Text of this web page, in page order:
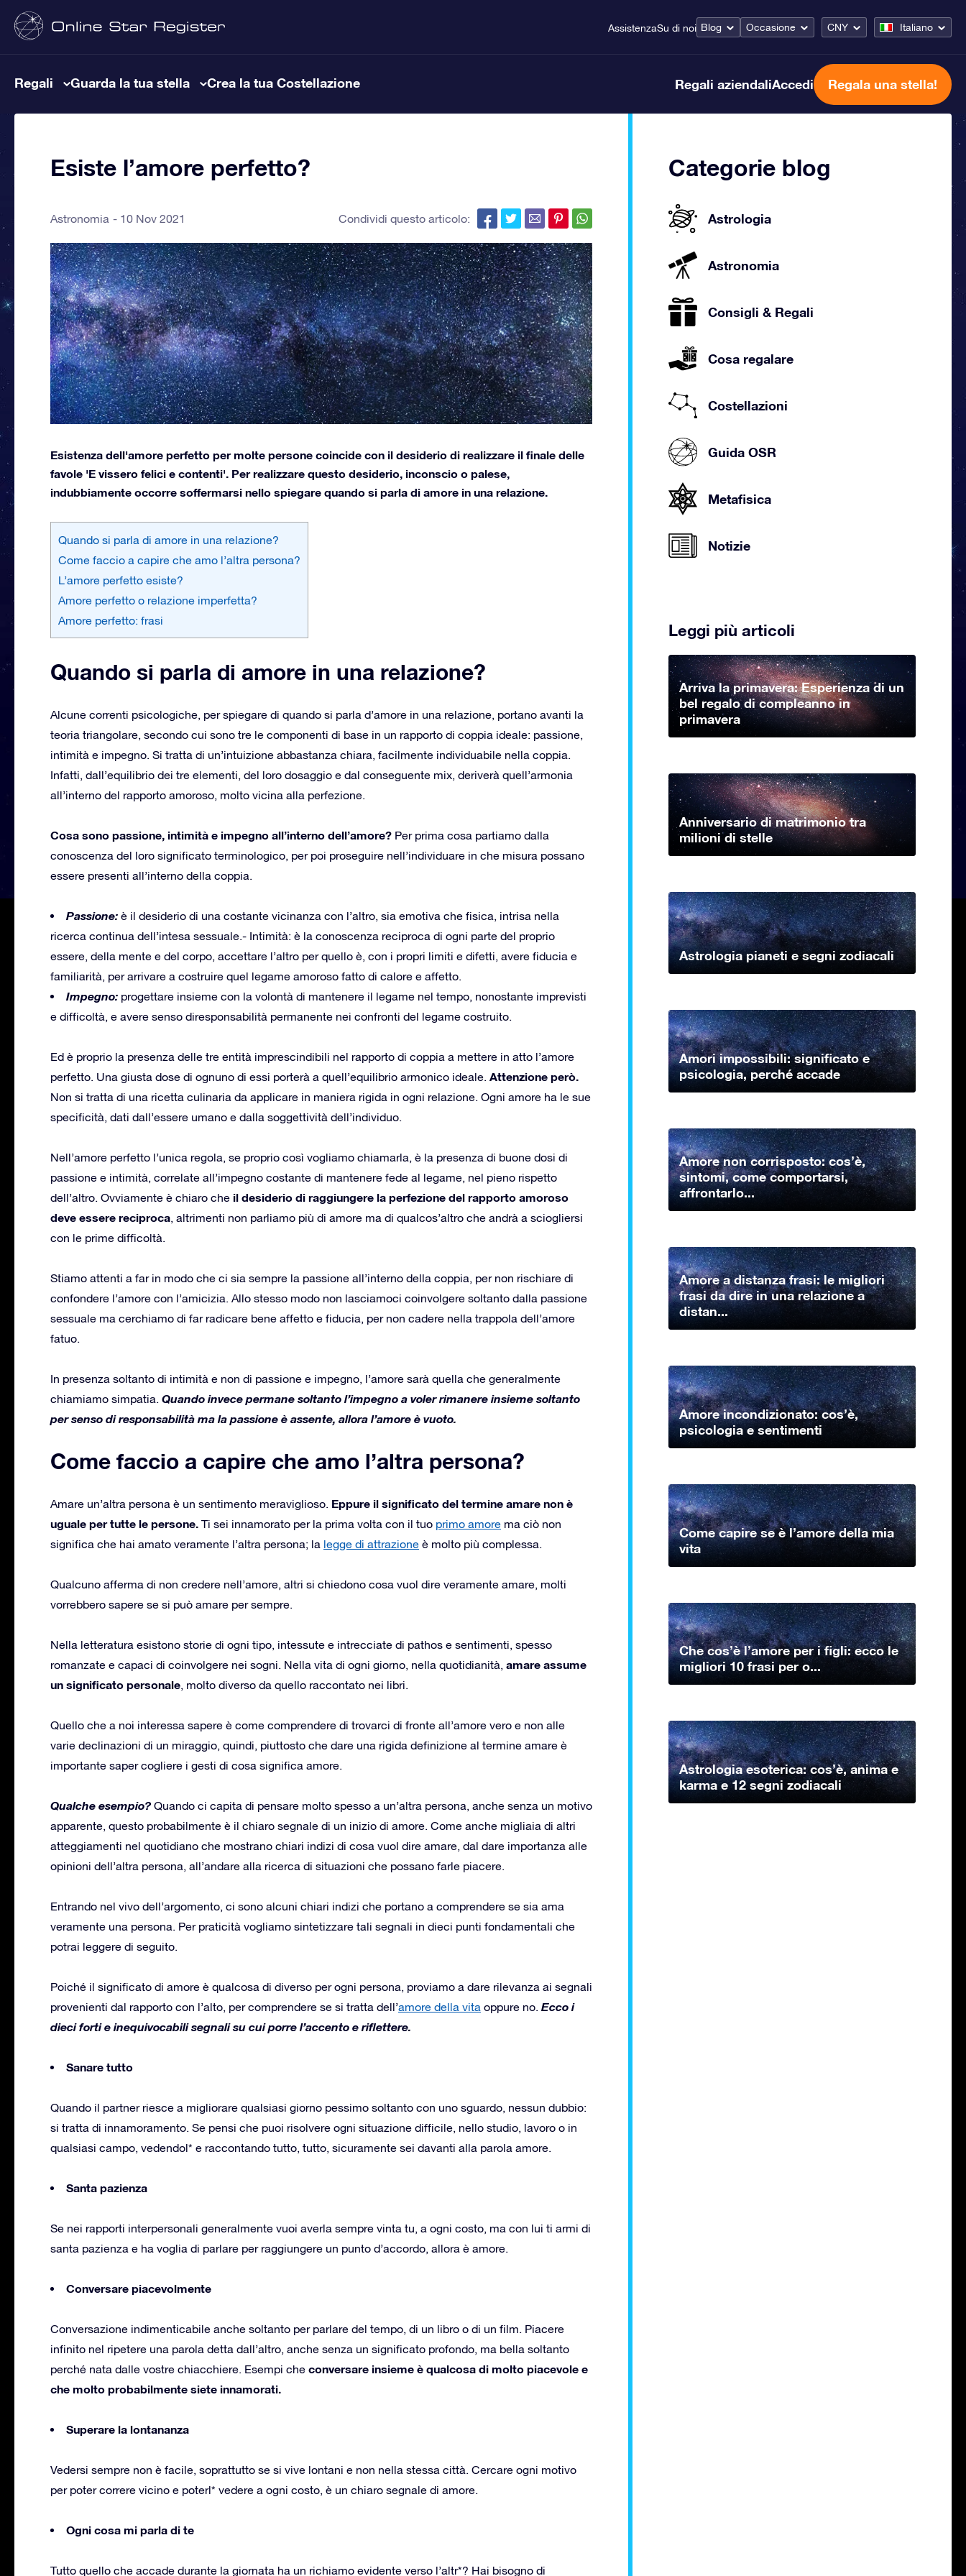
AssistenzaSu di noi Blog Occasione CNY Italiano
Regali Guarda la tua stella Crea la tua Costellazione Regali aziendaliAccedi Regala una stella!
Esiste l’amore perfetto?
Astronomia 10 Nov 2021 Condividi questo articolo:
Esistenza dell'amore perfetto per molte persone coincide con il desiderio di realizzare il finale delle
favole 'E vissero felici e contenti'. Per realizzare questo desiderio, inconscio o palese,
indubbiamente occorre soffermarsi nello spiegare quando si parla di amore in una relazione.
Quando si parla di amore in una relazione?
Come faccio a capire che amo l’altra persona?
L’amore perfetto esiste?
Amore perfetto o relazione imperfetta?
Amore perfetto: frasi
Quando si parla di amore in una relazione?
Alcune correnti psicologiche, per spiegare di quando si parla d’amore in una relazione, portano avanti la
teoria triangolare, secondo cui sono tre le componenti di base in un rapporto di coppia ideale: passione,
intimità e impegno. Si tratta di un’intuizione abbastanza chiara, facilmente individuabile nella coppia.
Infatti, dall’equilibrio dei tre elementi, del loro dosaggio e dal conseguente mix, deriverà quell’armonia
all’interno del rapporto amoroso, molto vicina alla perfezione.
Cosa sono passione, intimità e impegno all’interno dell’amore? Per prima cosa partiamo dalla
conoscenza del loro significato terminologico, per poi proseguire nell’individuare in che misura possano
essere presenti all’interno della coppia.
Passione: è il desiderio di una costante vicinanza con l’altro, sia emotiva che fisica, intrisa nella
ricerca continua dell’intesa sessuale.- Intimità: è la conoscenza reciproca di ogni parte del proprio
essere, della mente e del corpo, accettare l’altro per quello è, con i propri limiti e difetti, avere fiducia e
familiarità, per arrivare a costruire quel legame amoroso fatto di calore e affetto.
Impegno: progettare insieme con la volontà di mantenere il legame nel tempo, nonostante imprevisti
e difficoltà, e avere senso diresponsabilità permanente nei confronti del legame costruito.
Ed è proprio la presenza delle tre entità imprescindibili nel rapporto di coppia a mettere in atto l’amore
perfetto. Una giusta dose di ognuno di essi porterà a quell’equilibrio armonico ideale. Attenzione però.
Non si tratta di una ricetta culinaria da applicare in maniera rigida in ogni relazione. Ogni amore ha le sue
specificità, dati dall’essere umano e dalla soggettività dell’individuo.
Nell’amore perfetto l’unica regola, se proprio così vogliamo chiamarla, è la presenza di buone dosi di
passione e intimità, correlate all’impegno costante di mantenere fede al legame, nel pieno rispetto
dell’altro. Ovviamente è chiaro che il desiderio di raggiungere la perfezione del rapporto amoroso
deve essere reciproca, altrimenti non parliamo più di amore ma di qualcos’altro che andrà a sciogliersi
con le prime difficoltà.
Stiamo attenti a far in modo che ci sia sempre la passione all’interno della coppia, per non rischiare di
confondere l’amore con l’amicizia. Allo stesso modo non lasciamoci coinvolgere soltanto dalla passione
sessuale ma cerchiamo di far radicare bene affetto e fiducia, per non cadere nella trappola dell’amore
fatuo.
In presenza soltanto di intimità e non di passione e impegno, l’amore sarà quella che generalmente
chiamiamo simpatia. Quando invece permane soltanto l’impegno a voler rimanere insieme soltanto
per senso di responsabilità ma la passione è assente, allora l’amore è vuoto.
Come faccio a capire che amo l’altra persona?
Amare un’altra persona è un sentimento meraviglioso. Eppure il significato del termine amare non è
uguale per tutte le persone. Ti sei innamorato per la prima volta con il tuo primo amore ma ciò non
significa che hai amato veramente l’altra persona; la legge di attrazione è molto più complessa.
Qualcuno afferma di non credere nell’amore, altri si chiedono cosa vuol dire veramente amare, molti
vorrebbero sapere se si può amare per sempre.
Nella letteratura esistono storie di ogni tipo, intessute e intrecciate di pathos e sentimenti, spesso
romanzate e capaci di coinvolgere nei sogni. Nella vita di ogni giorno, nella quotidianità, amare assume
un significato personale, molto diverso da quello raccontato nei libri.
Quello che a noi interessa sapere è come comprendere di trovarci di fronte all’amore vero e non alle
varie declinazioni di un miraggio, quindi, piuttosto che dare una rigida definizione al termine amare è
importante saper cogliere i gesti di cosa significa amore.
Qualche esempio? Quando ci capita di pensare molto spesso a un’altra persona, anche senza un motivo
apparente, questo probabilmente è il chiaro segnale di un inizio di amore. Come anche migliaia di altri
atteggiamenti nel quotidiano che mostrano chiari indizi di cosa vuol dire amare, dal dare importanza alle
opinioni dell’altra persona, all’andare alla ricerca di situazioni che possano farle piacere.
Entrando nel vivo dell’argomento, ci sono alcuni chiari indizi che portano a comprendere se sia ama
veramente una persona. Per praticità vogliamo sintetizzare tali segnali in dieci punti fondamentali che
potrai leggere di seguito.
Poiché il significato di amore è qualcosa di diverso per ogni persona, proviamo a dare rilevanza ai segnali
provenienti dal rapporto con l’alto, per comprendere se si tratta dell’amore della vita oppure no. Ecco i
dieci forti e inequivocabili segnali su cui porre l’accento e riflettere.
Sanare tutto
Quando il partner riesce a migliorare qualsiasi giorno pessimo soltanto con uno sguardo, nessun dubbio:
si tratta di innamoramento. Se pensi che puoi risolvere ogni situazione difficile, nello studio, lavoro o in
qualsiasi campo, vedendol* e raccontando tutto, tutto, sicuramente sei davanti alla parola amore.
Santa pazienza
Se nei rapporti interpersonali generalmente vuoi averla sempre vinta tu, a ogni costo, ma con lui ti armi di
santa pazienza e ha voglia di parlare per raggiungere un punto d’accordo, allora è amore.
Conversare piacevolmente
Conversazione indimenticabile anche soltanto per parlare del tempo, di un libro o di un film. Piacere
infinito nel ripetere una parola detta dall’altro, anche senza un significato profondo, ma bella soltanto
perché nata dalle vostre chiacchiere. Esempi che conversare insieme è qualcosa di molto piacevole e
che molto probabilmente siete innamorati.
Superare la lontananza
Vedersi sempre non è facile, soprattutto se si vive lontani e non nella stessa città. Cercare ogni motivo
per poter correre vicino e poterl* vedere a ogni costo, è un chiaro segnale di amore.
Ogni cosa mi parla di te
Tutto quello che accade durante la giornata ha un richiamo evidente verso l’altr*? Hai bisogno di
Categorie blog
Astrologia
Astronomia
Consigli & Regali
Cosa regalare
Costellazioni
Guida OSR
Metafisica
Notizie
Leggi più articoli
Arriva la primavera: Esperienza di un
bel regalo di compleanno in
primavera
Anniversario di matrimonio tra
milioni di stelle
Astrologia pianeti e segni zodiacali
Amori impossibili: significato e
psicologia, perché accade
Amore non corrisposto: cos’è,
sintomi, come comportarsi,
affrontarlo...
Amore a distanza frasi: le migliori
frasi da dire in una relazione a
distan...
Amore incondizionato: cos’è,
psicologia e sentimenti
Come capire se è l’amore della mia
vita
Che cos’è l’amore per i figli: ecco le
migliori 10 frasi per o...
Astrologia esoterica: cos’è, anima e
karma e 12 segni zodiacali